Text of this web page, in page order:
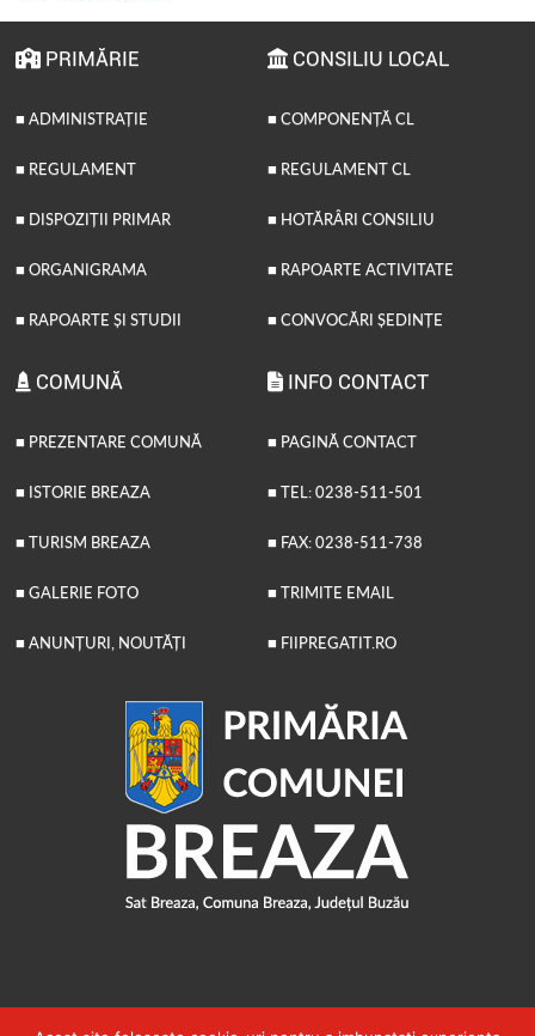
PRIMĂRIE
■ ADMINISTRAȚIE
■ REGULAMENT
■ DISPOZIȚII PRIMAR
■ ORGANIGRAMA
■ RAPOARTE ȘI STUDII
CONSILIU LOCAL
■ COMPONENȚĂ CL
■ REGULAMENT CL
■ HOTĂRÂRI CONSILIU
■ RAPOARTE ACTIVITATE
■ CONVOCĂRI ȘEDINȚE
COMUNĂ
■ PREZENTARE COMUNĂ
■ ISTORIE BREAZA
■ TURISM BREAZA
■ GALERIE FOTO
■ ANUNȚURI, NOUTĂȚI
INFO CONTACT
■ PAGINĂ CONTACT
■ TEL: 0238-511-501
■ FAX: 0238-511-738
■ TRIMITE EMAIL
■ FIIPREGATIT.RO